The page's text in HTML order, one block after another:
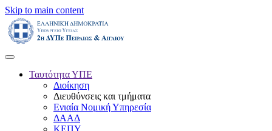
Skip to main content
Ταυτότητα ΥΠΕ
Διοίκηση
Διευθύνσεις και τμήματα
Ενιαία Νομική Υπηρεσία
ΔΑΑΔ
ΚΕΠΥ